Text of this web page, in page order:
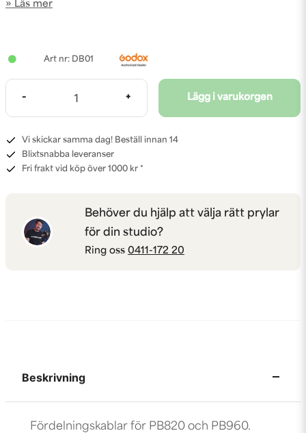
Läs mer
DB01
- + Lägg i varukorgen
Vi skickar samma dag! Beställ innan 14
Blixtsnabba leveranser
Fri frakt vid köp över 1000 kr *
Behöver du hjälp att välja rätt prylar
för din studio?
Ring oss 0411-172 20
Beskrivning
Fördelningskablar för PB820 och PB960.